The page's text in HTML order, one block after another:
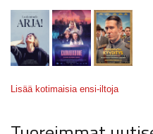
Lisää kotimaisia ensi-iltoja